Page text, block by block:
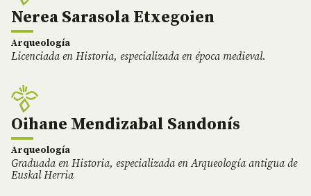
Nerea Sarasola Etxegoien
Arqueología
Licenciada en Historia, especializada en época medieval.
Oihane Mendizabal Sandonís
Arqueología
Graduada en Historia, especializada en Arqueología antigua de
Euskal Herria